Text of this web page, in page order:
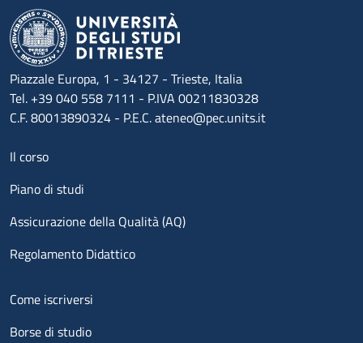
Piazzale Europa, 1 - 34127 - Trieste, Italia
Tel. +39 040 558 7111 - P.IVA 00211830328
C.F. 80013890324 - P.E.C. ateneo@pec.units.it
Menu footer 1
Il corso
Piano di studi
Assicurazione della Qualità (AQ)
Regolamento Didattico
Menu footer 2
Come iscriversi
Borse di studio